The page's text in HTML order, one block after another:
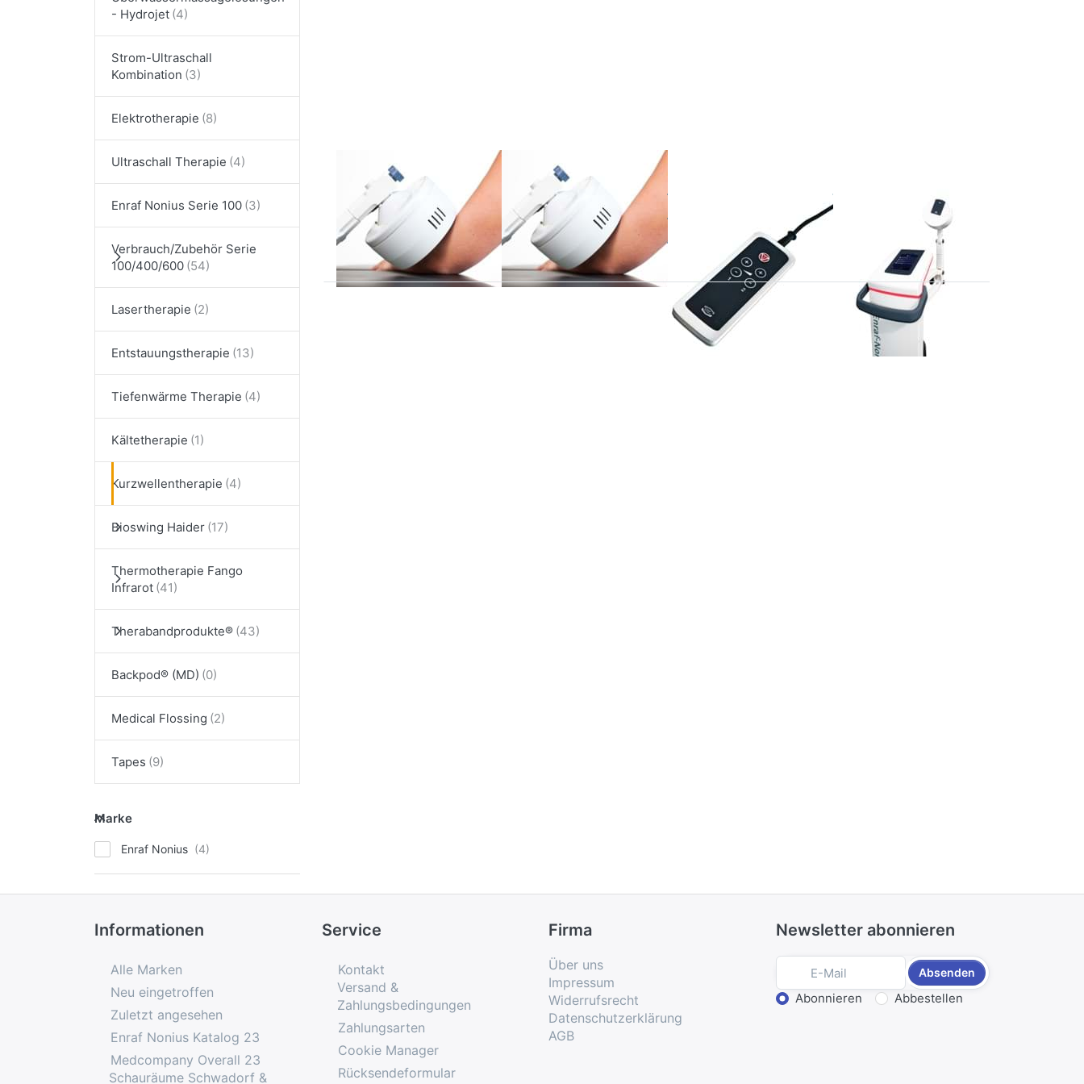
- Hydrojet
Strom-Ultraschall
Kombination
Elektrotherapie
Ultraschall Therapie
Enraf Nonius Serie 100
Verbrauch/Zubehör Serie
100/400/600
Lasertherapie
Entstauungstherapie
Tiefenwärme Therapie
Kältetherapie
Kurzwellentherapie
Bioswing Haider
Thermotherapie Fango
Infrarot
Therabandprodukte®
Backpod® (MD)
Medical Flossing
Tapes
Marke
Marke
Enraf Nonius
ENRAF NONIUS
Circuplode Ø
140mm
ENRAF NONIUS
Circuplode Ø
90mm
Fernbedienung
für Serie 400
Informationen
Alle Marken
Neu eingetroffen
Zuletzt angesehen
Enraf Nonius Katalog 23
Medcompany Overall 23
Schauräume Schwadorf &
Service
Kontakt
Versand &
Zahlungsbedingungen
Zahlungsarten
Cookie Manager
Rücksendeformular
Firma
Über uns
Impressum
Widerrufsrecht
Datenschutzerklärung
AGB
Newsletter abonnieren
Absenden
Aktion wählen
Abonnieren Abbestellen